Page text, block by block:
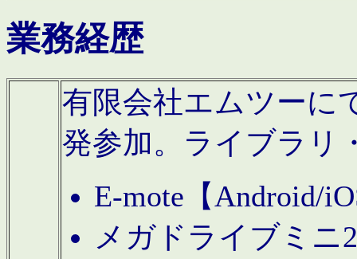
業務経歴
有限会社エムツーに
発参加。ライブラリ
E-mote【Android/
メガドライブミニ